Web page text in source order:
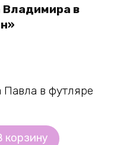
Владимира в
корзину